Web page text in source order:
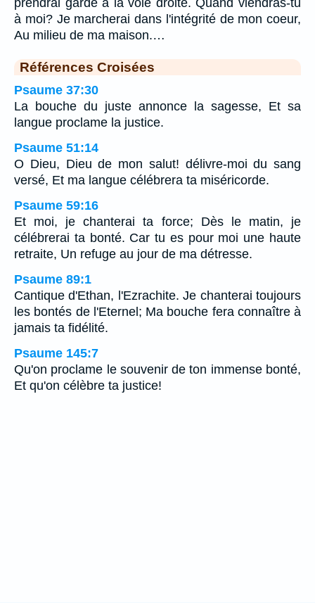
à moi? Je marcherai dans l'intégrité de mon coeur,
Au milieu de ma maison.…
Références Croisées
Psaume 37:30
La bouche du juste annonce la sagesse, Et sa
langue proclame la justice.
Psaume 51:14
O Dieu, Dieu de mon salut! délivre-moi du sang
versé, Et ma langue célébrera ta miséricorde.
Psaume 59:16
Et moi, je chanterai ta force; Dès le matin, je
célébrerai ta bonté. Car tu es pour moi une haute
retraite, Un refuge au jour de ma détresse.
Psaume 89:1
Cantique d'Ethan, l'Ezrachite. Je chanterai toujours
les bontés de l'Eternel; Ma bouche fera connaître à
jamais ta fidélité.
Psaume 145:7
Qu'on proclame le souvenir de ton immense bonté,
Et qu'on célèbre ta justice!